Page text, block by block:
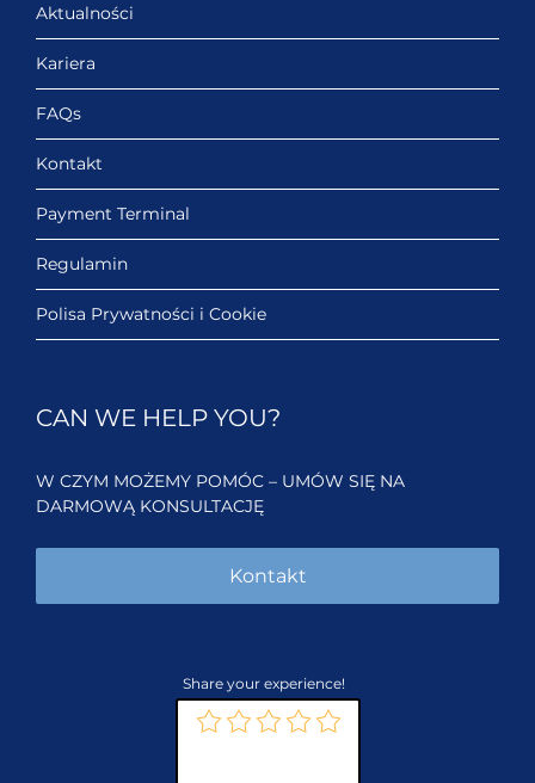
Aktualności
Kariera
FAQs
Kontakt
Payment Terminal
Regulamin
Polisa Prywatności i Cookie
CAN WE HELP YOU?
W CZYM MOŻEMY POMÓC – UMÓW SIĘ NA
DARMOWĄ KONSULTACJĘ
Kontakt
Share your experience!